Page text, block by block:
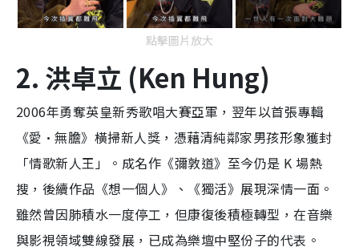
點擊圖片放大
2. 洪卓立 (Ken Hung)
2006年勇奪英皇新秀歌唱大賽亞軍，翌年以首張專輯
《愛·無膽》橫掃新人獎，憑藉清純鄰家男孩形象獲封
「情歌新人王」。成名作《彌敦道》至今仍是 K 場熱
搜，後續作品《想一個人》、《獨活》展現深情一面。
雖然曾因肺積水一度停工，但康復後積極轉型，在音樂
與影視領域雙線發展，已成為樂壇中堅份子的代表。